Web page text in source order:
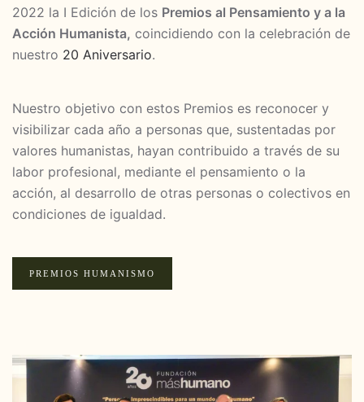
2022 la I Edición de los Premios al Pensamiento y a la
Acción Humanista, coincidiendo con la celebración de
nuestro 20 Aniversario.
Nuestro objetivo con estos Premios es reconocer y
visibilizar cada año a personas que, sustentadas por
valores humanistas, hayan contribuido a través de su
labor profesional, mediante el pensamiento o la
acción, al desarrollo de otras personas o colectivos en
condiciones de igualdad.
PREMIOS HUMANISMO